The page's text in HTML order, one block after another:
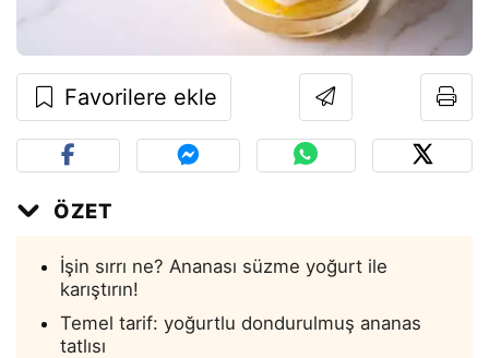
Favorilere ekle
ÖZET
İşin sırrı ne? Ananası süzme yoğurt ile
karıştırın!
Temel tarif: yoğurtlu dondurulmuş ananas
tatlısı